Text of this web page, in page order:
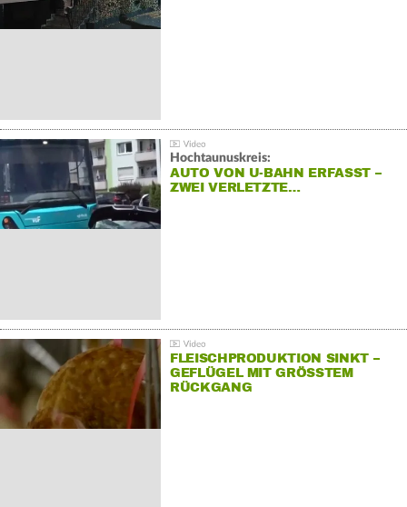
Hochtaunuskreis:
AUTO VON U-BAHN ERFASST –
ZWEI VERLETZTE…
FLEISCHPRODUKTION SINKT –
GEFLÜGEL MIT GRÖSSTEM R
ÜCKGANG